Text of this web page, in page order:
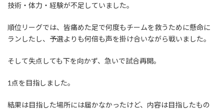
技術・体力・経験が不足していました。
順位リーグでは、皆痛めた足で何度もチームを救うために懸命に
ランしたし、予選よりも何倍も声を掛け合いながら戦いました。
そして失点しても下を向かず、急いで試合再開。
1点を目指しました。
結果は目指した場所には届かなかったけど、内容は目指したもの